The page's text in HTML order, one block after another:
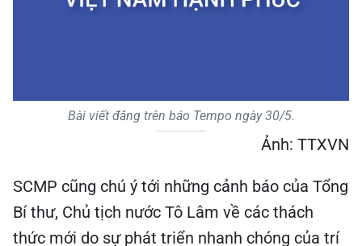
Bài viết đăng trên báo Tempo ngày 30/5.
Ảnh: TTXVN
SCMP cũng chú ý tới những cảnh báo của Tổng
Bí thư, Chủ tịch nước Tô Lâm về các thách
thức mới do sự phát triển nhanh chóng của trí